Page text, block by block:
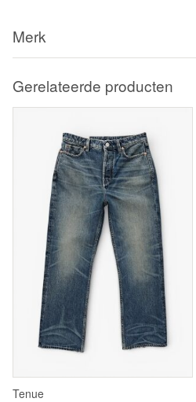
Merk
Gerelateerde producten
Tenue